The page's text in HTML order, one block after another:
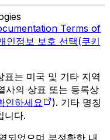
Terms of
인정보 보호 선택(쿠키
는 미국 및 기타 지역
의 상표 또는 등록상
인하세요
). 기타 명칭
니다.